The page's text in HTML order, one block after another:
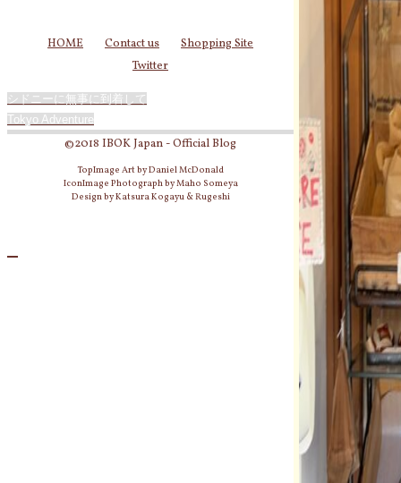
HOME Contact us
Shopping Site
Twitter
シドニーに無事に到着して
Tokyo Adventure
©2018 IBOK Japan - Official Blog
TopImage Art by Daniel McDonald
IconImage Photograph by Maho Someya
Design by Katsura Kogayu & Rugeshi